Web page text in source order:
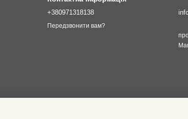
+380971318138
Передзвонити вам?